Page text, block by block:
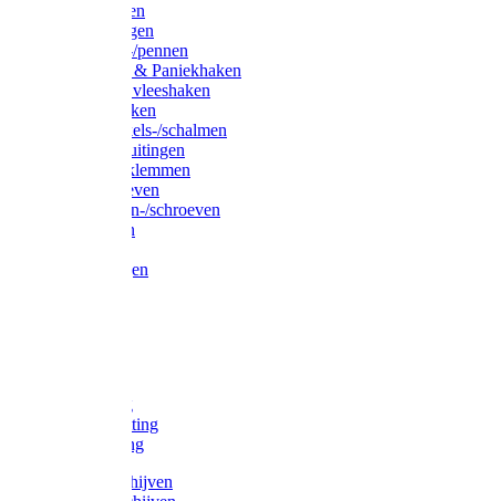
Sleutelringen
Gelaste ringen
Borgveren-/pennen
Musketons & Paniekhaken
S-haken & vleeshaken
Karabijnhaken
Noodschakels-/schalmen
Harp-/D-sluitingen
Staaldraadklemmen
Spanschroeven
Ringmoeren-/schroeven
Puntkousen
Aanlegringen
Voetketting
Scheepsketting
Victorketting
Afbraamschijven